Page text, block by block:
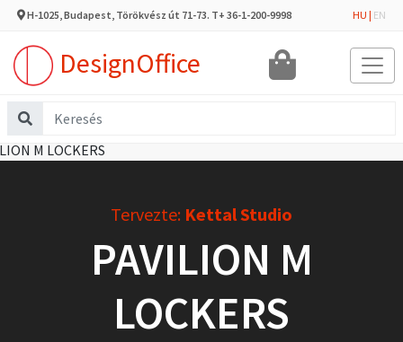
H-1025, Budapest, Törökvész út 71-73. T+ 36-1-200-9998 HU | EN
DesignOffice
Tervezte: Kettal Studio
PAVILION M
LOCKERS